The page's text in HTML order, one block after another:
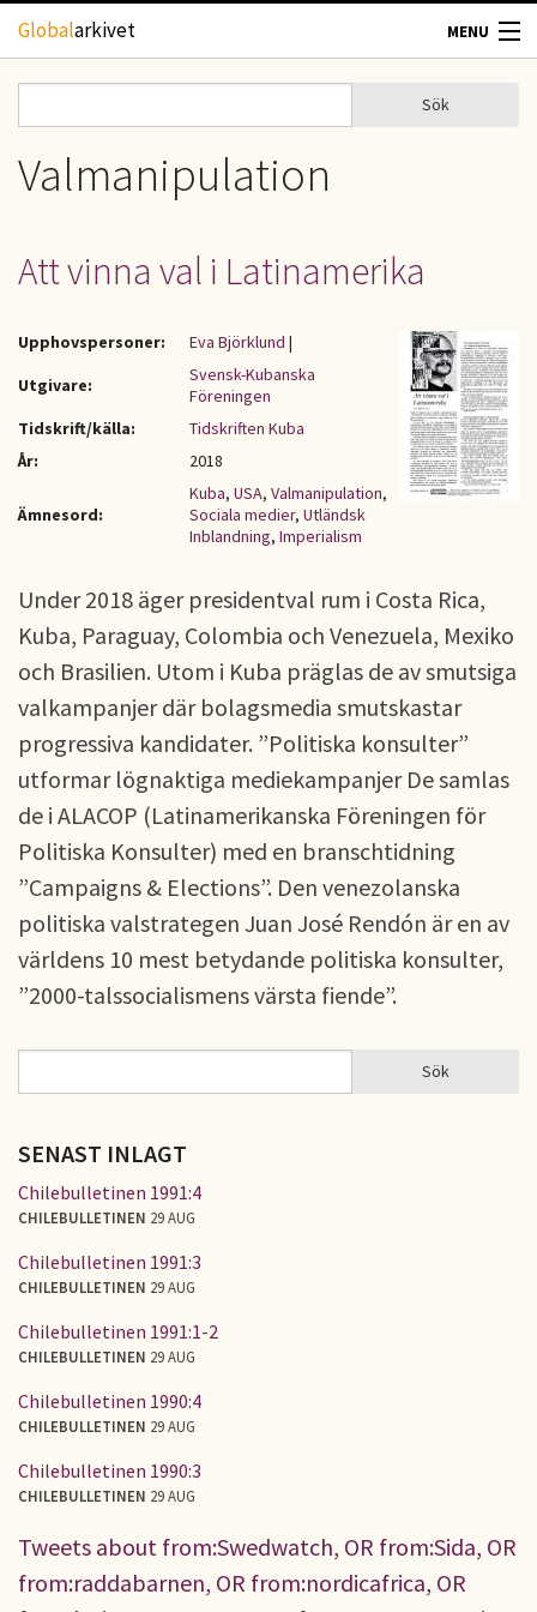
Hoppa till huvudinnehåll
Globalarkivet MENU
TIDSKRIFTER
GEOGRAFI
UPPHOVSRÄTT
OM OSS
Sökformulär
Sök
Valmanipulation
Att vinna val i Latinamerika
Upphovspersoner: Eva Björklund |
Utgivare:
Svensk-Kubanska
Föreningen
Tidskrift/källa:
Tidskriften Kuba
År:
2018
Ämnesord:
Kuba, USA, Valmanipulation,
Sociala medier, Utländsk
Inblandning, Imperialism
Under 2018 äger presidentval rum i Costa Rica,
Kuba, Paraguay, Colombia och Venezuela, Mexiko
och Brasilien. Utom i Kuba präglas de av smutsiga
valkampanjer där bolagsmedia smutskastar
progressiva kandidater. ”Politiska konsulter”
utformar lögnaktiga mediekampanjer De samlas
de i ALACOP (Latinamerikanska Föreningen för
Politiska Konsulter) med en branschtidning
”Campaigns & Elections”. Den venezolanska
politiska valstrategen Juan José Rendón är en av
världens 10 mest betydande politiska konsulter,
”2000-talssocialismens värsta fiende”.
SÖKFORMULÄR Sök
SENAST INLAGT
Chilebulletinen 1991:4
CHILEBULLETINEN 29 AUG
Chilebulletinen 1991:3
CHILEBULLETINEN 29 AUG
Chilebulletinen 1991:1-2
CHILEBULLETINEN 29 AUG
Chilebulletinen 1990:4
CHILEBULLETINEN 29 AUG
Chilebulletinen 1990:3
CHILEBULLETINEN 29 AUG
Tweets about from:Swedwatch, OR from:Sida, OR
from:raddabarnen, OR from:nordicafrica, OR